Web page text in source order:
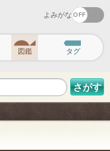
よみがな
図鑑 タグ
さがす